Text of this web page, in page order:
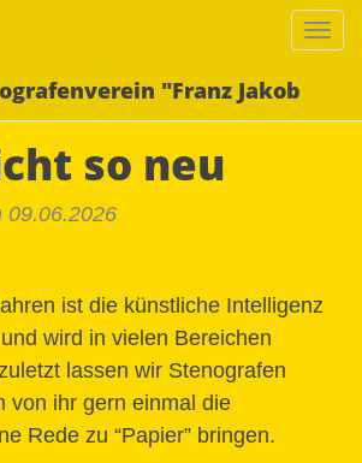
"Franz Jakob
so neu
09.06.2026
ist die künstliche Intelligenz
wird in vielen Bereichen
lassen wir Stenografen
von ihr gern einmal die
Rede zu “Papier” bringen.